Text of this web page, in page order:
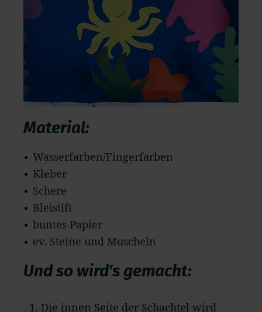
Material:
Wasserfarben/Fingerfarben
Kleber
Schere
Bleistift
buntes Papier
ev. Steine und Muscheln
Und so wird's gemacht:
Die innen Seite der Schachtel wird